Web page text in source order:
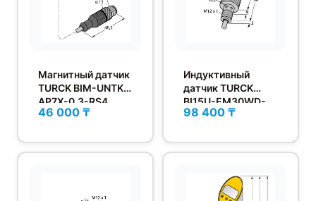
Магнитный датчик
TURCK BIM-UNTK-
AP7X-0.3-RS4
46 000 ₸
Индуктивный
датчик TURCK
BI15U-EM30WD-
AN6X
98 400 ₸